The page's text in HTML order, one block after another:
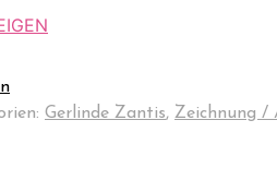
Gerlinde Zantis, Zeichnung /